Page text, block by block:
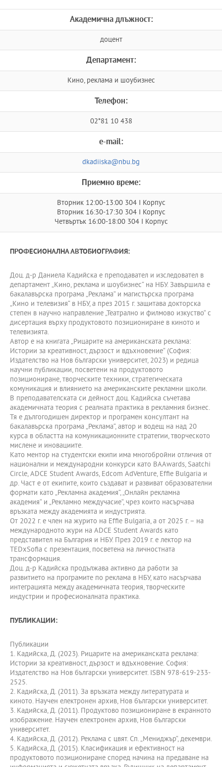
Академична длъжност:
доцент
Департамент:
Кино, реклама и шоубизнес
Телефон:
02*81 10 438
e-mail:
dkadiiska@nbu.bg
Приемно време:
Вторник 12:00-13:00 304 I Корпус
Вторник 16:30-17:30 304 I Корпус
Четвъртък 16:00-18:00 304 I Корпус
ПРОФЕСИОНАЛНА АВТОБИОГРАФИЯ:
Доц. д-р Даниела Кадийска е преподавател и изследовател в
департамент „Кино, реклама и шоубизнес“ на НБУ. Завършила е
бакалавърска програма „Реклама“ и магистърска програма
„Кино и телевизия“ в НБУ, а през 2015 г. защитава докторска
степен в научно направление „Театрално и филмово изкуство“ с
дисертация върху продуктовото позициониране в киното и
телевизията.
Автор е на книгата „Рицарите на американската реклама:
Истории за креативност, дързост и вдъхновение“ (София:
Издателство на Нов български университет, 2023) и редица
научни публикации, посветени на продуктовото
позициониране, творческите техники, стратегическата
комуникация и влиянието на американските рекламни школи.
В преподавателската си дейност доц. Кадийска съчетава
академичната теория с реалната практика в рекламния бизнес.
Тя е дългогодишен директор и програмен консултант на
бакалавърска програма „Реклама“, автор и водещ на над 20
курса в областта на комуникационните стратегии, творческото
мислене и иновациите.
Като ментор на студентски екипи има многобройни отличия от
национални и международни конкурси като BAAwards, Saatchi
Circle, ADCE Student Awards, Edcom AdVenture, Effie Bulgaria и
др. Част е от екипите, които създават и развиват образователни
формати като „Рекламна академия“, „Онлайн рекламна
академия“ и „Рекламно междучасие“, чрез които насърчава
връзката между академията и индустрията.
От 2022 г. е член на журито на Effie Bulgaria, а от 2025 г. – на
международното жури на ADCE Student Awards като
представител на България и НБУ. През 2019 г. е лектор на
TEDxSofia с презентация, посветена на личностната
трансформация.
Доц. д-р Кадийска продължава активно да работи за
развитието на програмите по реклама в НБУ, като насърчава
интеграцията между академичната теория, творческите
индустрии и професионалната практика.
ПУБЛИКАЦИИ:
Публикации
1. Кадийска, Д. (2023). Рицарите на американската реклама:
Истории за креативност, дързост и вдъхновение. София:
Издателство на Нов български университет. ISBN 978-619-233-
2525.
2. Кадийска, Д. (2011). За връзката между литературата и
киното. Научен електронен архив, Нов български университет.
3. Кадийска, Д. (2011). Продуктово позициониране в екранното
изображение. Научен електронен архив, Нов български
университет.
4. Кадийска, Д. (2012). Реклама с цвят. Сп. „Мениджър“, декември.
5. Кадийска, Д. (2015). Класификация и ефективност на
продуктовото позициониране според начина на предаване на